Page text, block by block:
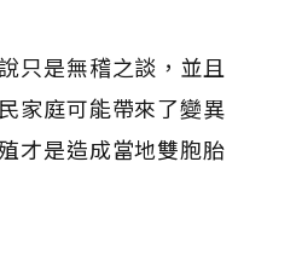
只是無稽之談，並且
家庭可能帶來了變異
才是造成當地雙胞胎